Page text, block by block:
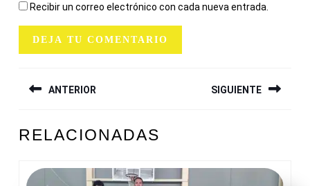
Recibir un correo electrónico con cada nueva entrada.
DE
ANTERIOR
anterior:
SIGUIENTE
entrada:
RELACIONADAS